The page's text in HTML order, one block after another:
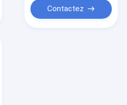
Contactez